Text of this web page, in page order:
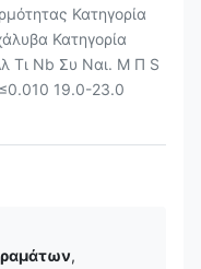
Κατηγορία
Κατηγορία
Τι Nb Συ Ναι. Μ Π S
19.0-23.0
,